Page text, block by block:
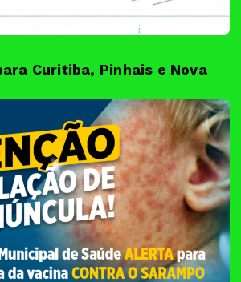
Curitiba, Pinhais e Nova